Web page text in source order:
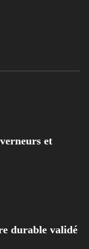
et
durable validé